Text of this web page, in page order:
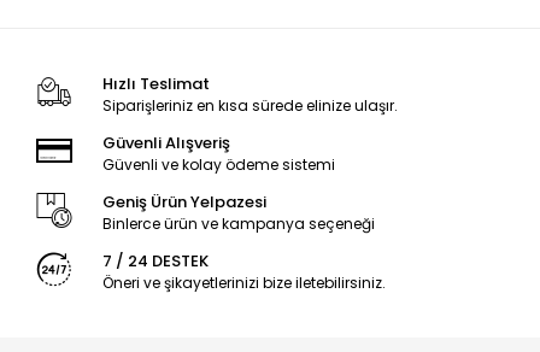
Hızlı Teslimat
Siparişleriniz en kısa sürede elinize ulaşır.
Güvenli Alışveriş
Güvenli ve kolay ödeme sistemi
Geniş Ürün Yelpazesi
Binlerce ürün ve kampanya seçeneği
7 / 24 DESTEK
Öneri ve şikayetlerinizi bize iletebilirsiniz.